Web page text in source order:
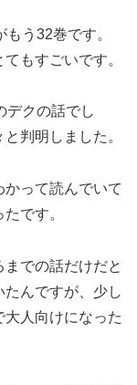
う32巻です。
もすごいです。
デクの話でし
判明しました。
って読んでいて
です。
での話だけだと
んですが、少し
人向けになった